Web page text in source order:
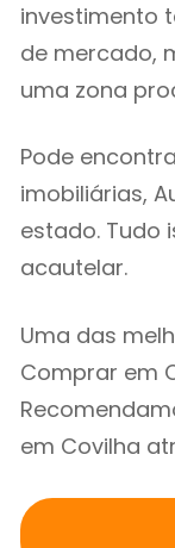
investimento
de mercado,
uma zona
Pode
imobiliárias,
estado. Tudo
acautelar.
Uma das
Comprar em
em Covilha